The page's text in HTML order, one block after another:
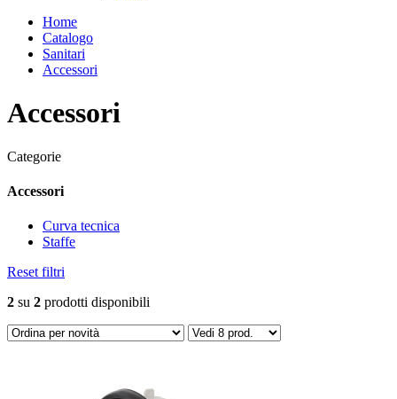
Home
Catalogo
Sanitari
Accessori
Accessori
Categorie
Accessori
Curva tecnica
Staffe
Reset filtri
2 su 2 prodotti disponibili